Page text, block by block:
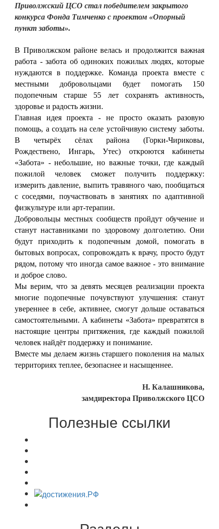
Приволжский ЦСО стал победителем закрытого
конкурса Фонда Тимченко с проектом «Опорный
пункт заботы».
В Приволжском районе велась и продолжится важная
работа - забота об одиноких пожилых людях, которые
нуждаются в поддержке. Команда проекта вместе с
местными добровольцами будет помогать 150
подопечным старше 55 лет сохранять активность,
здоровье и радость жизни.
Главная идея проекта - не просто оказать разовую
помощь, а создать на селе устойчивую систему заботы.
В четырёх сёлах района (Горки-Чириковы,
Рождествено, Ингарь, Утес) откроются кабинеты
«Забота» - небольшие, но важные точки, где каждый
пожилой человек сможет получить поддержку:
измерить давление, выпить травяного чаю, пообщаться
с соседями, поучаствовать в занятиях по адаптивной
физкультуре или арт-терапии.
Добровольцы местных сообществ пройдут обучение и
станут наставниками по здоровому долголетию. Они
будут приходить к подопечным домой, помогать в
бытовых вопросах, сопровождать к врачу, просто будут
рядом, потому что иногда самое важное - это внимание
и доброе слово.
Мы верим, что за девять месяцев реализации проекта
многие подопечные почувствуют улучшения: станут
увереннее в себе, активнее, смогут дольше оставаться
самостоятельными. А кабинеты «Забота» превратятся в
настоящие центры притяжения, где каждый пожилой
человек найдёт поддержку и понимание.
Вместе мы делаем жизнь старшего поколения на малых
территориях теплее, безопаснее и насыщеннее.
Н. Калашникова,
замдиректора Приволжского ЦСО
Полезные ссылки